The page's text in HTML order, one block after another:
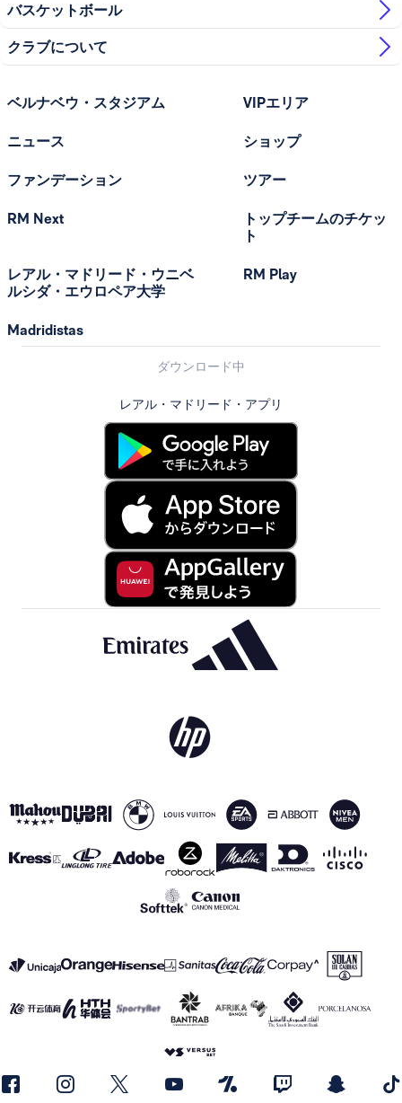
バスケットボール
クラブについて
ベルナベウ・スタジアム
ニュース
ファンデーション
RM Next
レアル・マドリード・ウニベ
ルシダ・エウロペア大学
Madridistas
VIPエリア
ショップ
ツアー
トップチームのチケッ
ト
RM Play
ダウンロード中
レアル・マドリード・アプリ